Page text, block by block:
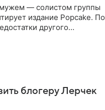
мужем — солистом группы
издание Popcake. По
другого
блогеру Лерчек